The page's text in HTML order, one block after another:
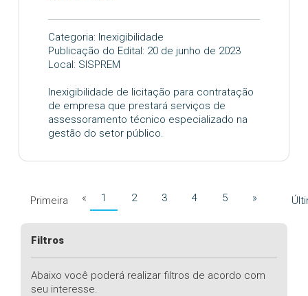
Categoria: Inexigibilidade
Publicação do Edital: 20 de junho de 2023
Local: SISPREM
Inexigibilidade de licitação para contratação
de empresa que prestará serviços de
assessoramento técnico especializado na
gestão do setor público.
Primeira « 1 2 3 4 5 »
Filtros
Abaixo você poderá realizar filtros de acordo com
seu interesse.